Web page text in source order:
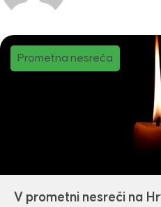
Prometna nesreča
V prometni nesreči na